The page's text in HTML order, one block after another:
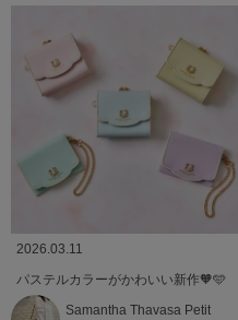
2026.03.11
パステルカラーがかわいい新作🧡🩵
Samantha Thavasa Petit